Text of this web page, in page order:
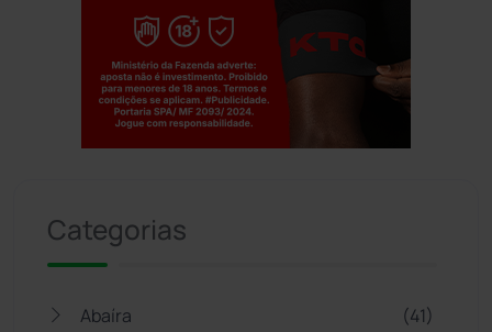
Categorias
Abaíra (41)